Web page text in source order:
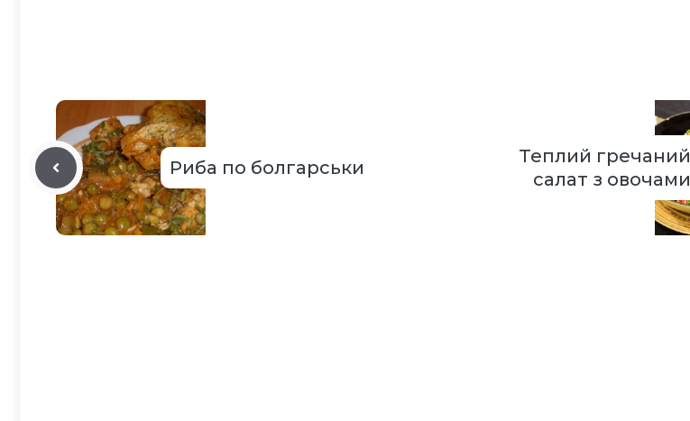
Риба по болгарськи
Теплий гречаний
салат з овочами